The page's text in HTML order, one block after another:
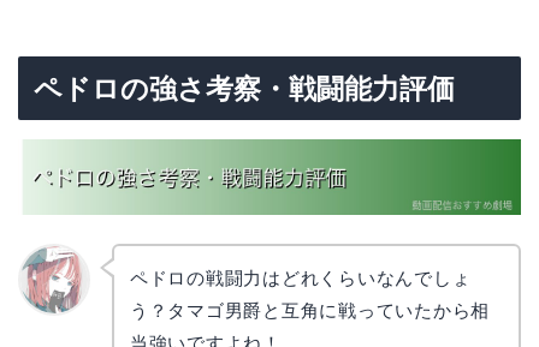
ペドロの強さ考察・戦闘能力評価
ペドロの戦闘力はどれくらいなんでしょ
う？タマゴ男爵と互角に戦っていたから相
当強いですよね！